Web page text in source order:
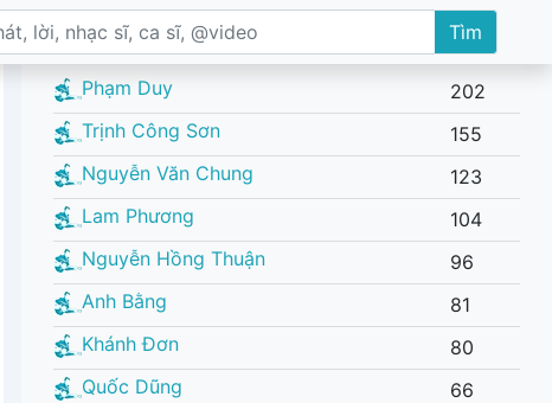
Tìm
Phạm Duy
202
Trịnh Công Sơn
155
Nguyễn Văn Chung
123
Lam Phương
104
Nguyễn Hồng Thuận
96
Anh Bằng
81
Khánh Đơn
80
Quốc Dũng
66